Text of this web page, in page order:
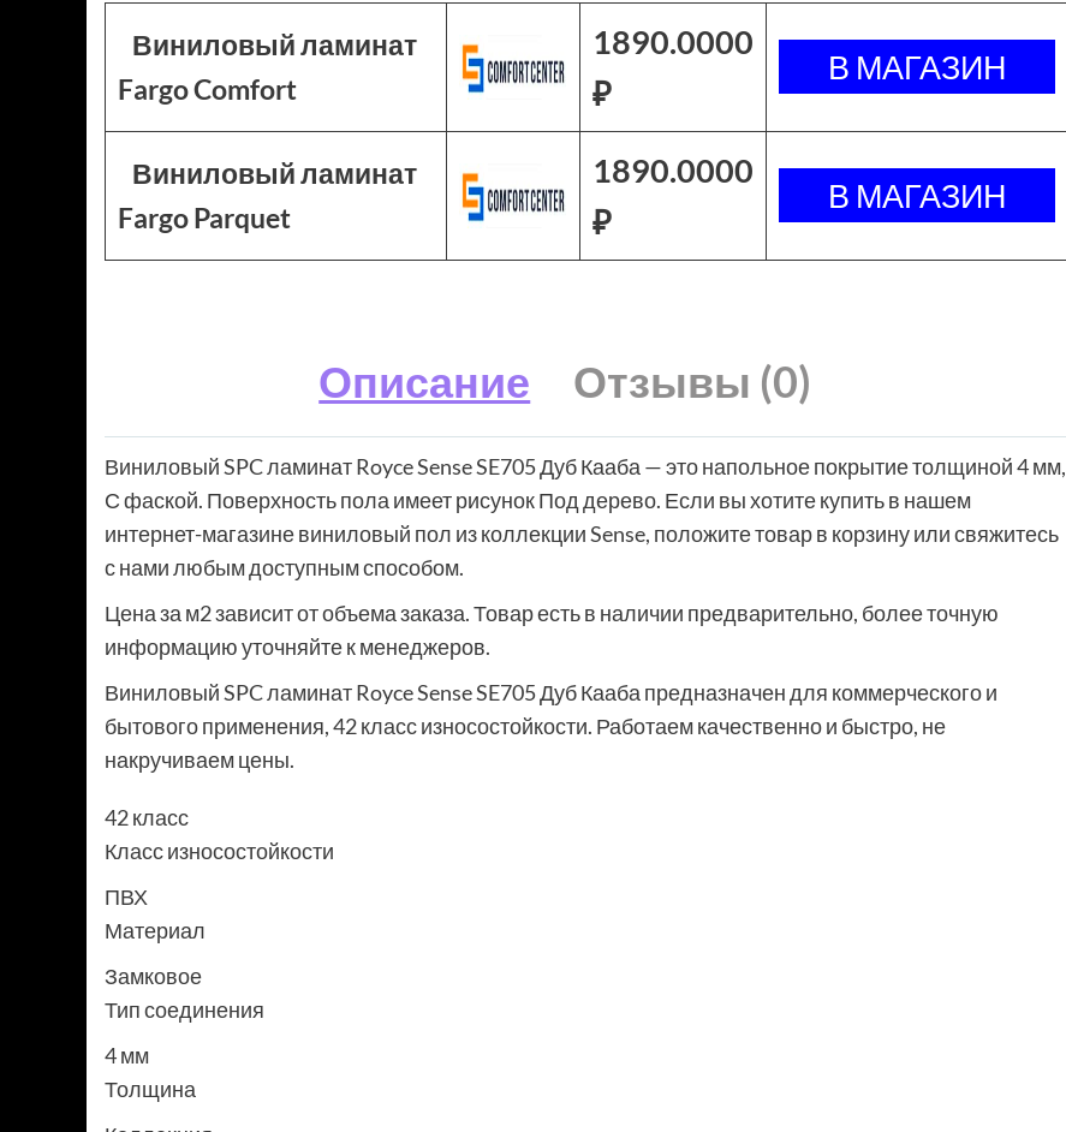
Виниловый ламинат
Fargo Comfort
1890.0000
₽
Виниловый ламинат
Fargo Parquet
1890.0000
₽
Описание Отзывы (0)
Виниловый SPC ламинат Royce Sense SE705 Дуб Кааба — это напольное покрытие толщиной 4 мм,
С фаской. Поверхность пола имеет рисунок Под дерево. Если вы хотите купить в нашем
интернет-магазине виниловый пол из коллекции Sense, положите товар в корзину или свяжитесь
с нами любым доступным способом.
Цена за м2 зависит от объема заказа. Товар есть в наличии предварительно, более точную
информацию уточняйте к менеджеров.
Виниловый SPC ламинат Royce Sense SE705 Дуб Кааба предназначен для коммерческого и
бытового применения, 42 класс износостойкости. Работаем качественно и быстро, не
накручиваем цены.
42 класс
Класс износостойкости
ПВХ
Материал
Замковое
Тип соединения
4 мм
Толщина